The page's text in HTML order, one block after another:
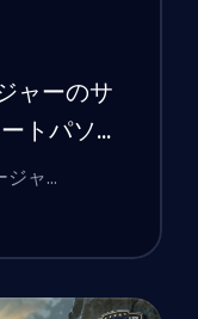
ャーのサ
トパソ
ャ …